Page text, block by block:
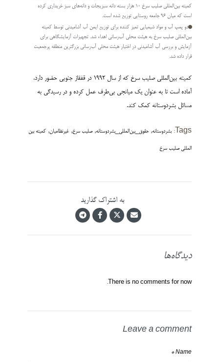
کمیته بین‌­المللی صلیب سرخ ۱۰ هزار بسته دانه سبزیجات و دانه‌های سبز خریداری کرده
است که میان ۹۶ جامعه روستایی توزیع شده است.
دو پمپ آب و مواد شیمیایی تمیز کننده برای توزیع ایمن آب آشامیدنی توسط کمیته
بین‌­المللی صلیب سرخ به هیئت محلی آب‌رسانی اهداء شد. تجهیزات آزمایشگاهی برای
آزمایش و بررسی آب آشامیدنی در اختیار هیئت محلی آب‌رسانی بزرگترین منطقه پرجمعیت
قرار داده شد.
کمیته بین‌­المللی صلیب سرخ که از سال ۱۹۹۲ در قفقاز جنوبی حضور دارد،
آماده است تا به عنوان یک میانجی بی‌­طرف عمل کرده و در رسیدگی به
مسائل بشردوستانه کمک کند.
Tags: بشردوستانه,حقوق_بین‌المللی_بشردوستانه,صلیب سرخ, غیرنظامیان, کمیته بین
المللی صلیب سرخ
به اشتراک گذارید
دیدگاه‌ها
There is no comments for now.
Leave a comment
Name *